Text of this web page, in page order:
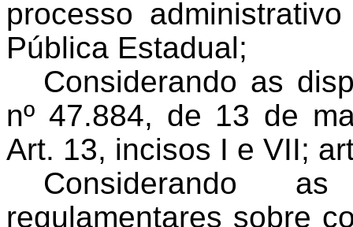
processo
Pública Estadual;
Considerando as
nº 47.884, de 13 de
Art. 13, incisos I e VII;
Considerando
regulamentares sobre